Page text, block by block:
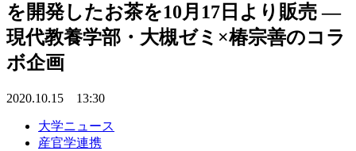
を開発したお茶を10月17日より販売 —
現代教養学部・大槻ゼミ×椿宗善のコラ
ボ企画
2020.10.15 13:30
大学ニュース
産官学連携